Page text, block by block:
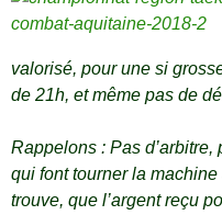
valorisé, pour une si
de 21h, et même pas de
Rappelons : Pas
qui font tourner la
trouve, que l’argent reçu